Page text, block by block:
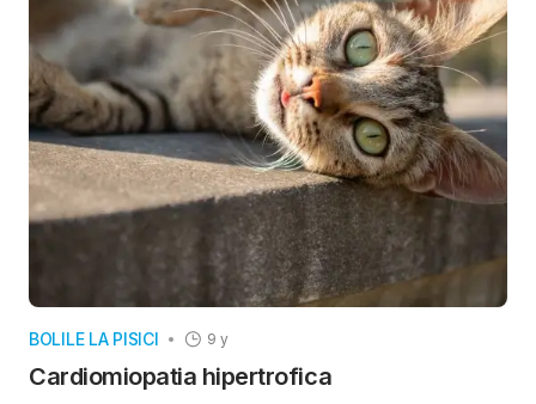
BOLILE LA PISICI 9 y
Cardiomiopatia hipertrofica